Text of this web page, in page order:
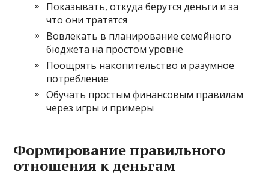
Показывать, откуда берутся деньги и за
что они тратятся
Вовлекать в планирование семейного
бюджета на простом уровне
Поощрять накопительство и разумное
потребление
Обучать простым финансовым правилам
через игры и примеры
Формирование правильного
отношения к деньгам